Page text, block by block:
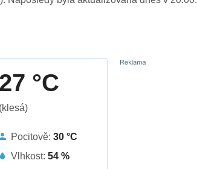
27 °C
(klesá)
Pocitově:30 °C
Vlhkost:54 %